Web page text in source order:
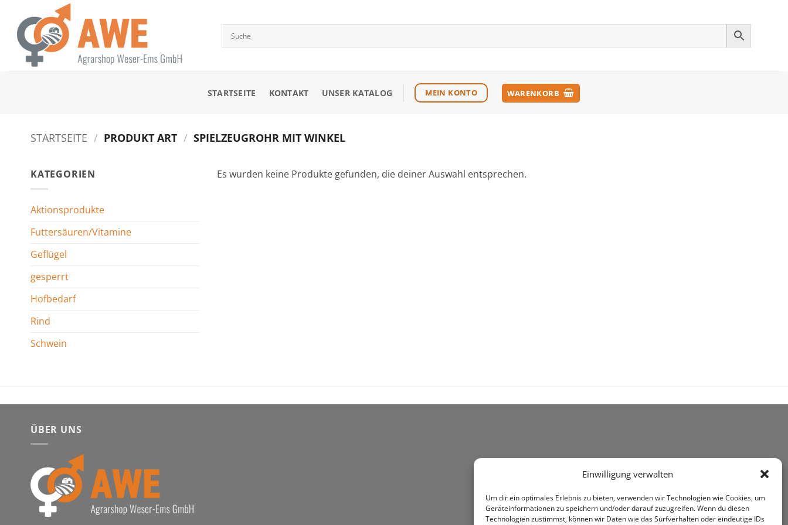
Einwilligung verwalten
Um dir ein optimales Erlebnis zu bieten, verwenden wir Technologien wie Cookies, um
Geräteinformationen zu speichern und/oder darauf zuzugreifen. Wenn du diesen
Technologien zustimmst, können wir Daten wie das Surfverhalten oder eindeutige IDs
Inhalt
springen
STARTSEITE KONTAKT UNSER KATALOG MEIN KONTO WARENKORB
STARTSEITE / PRODUKT ART / SPIELZEUGROHR MIT WINKEL
KATEGORIEN
Aktionsprodukte
Futtersäuren/Vitamine
Geflügel
gesperrt
Hofbedarf
Rind
Schwein
Es wurden keine Produkte gefunden, die deiner Auswahl entsprechen.
ÜBER UNS